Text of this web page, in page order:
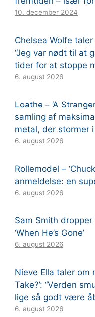
10. december 2024
Chelsea Wolfe taler
“Jeg var nødt til at
tider for at stoppe
6. august 2026
Loathe – ‘A
samling af
metal, der stormer
6. august 2026
Rollemodel –
anmeldelse: en
6. august 2026
Sam Smith
‘When He’s Gone’
6. august 2026
Nieve Ella taler om
Take?’: “Verden
lige så godt være
6. august 2026